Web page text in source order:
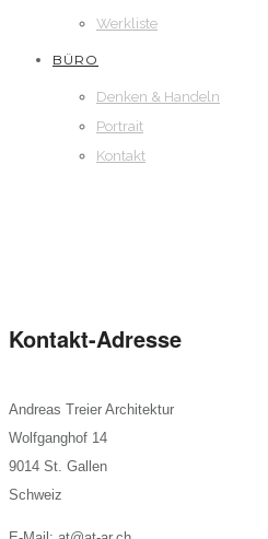
Werkliste
BÜRO
Denken & Handeln
Portrait
Kontakt
Kontakt-Adresse
Andreas Treier Architektur
Wolfganghof 14
9014 St. Gallen
Schweiz